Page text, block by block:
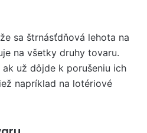
sa štrnásťdňová lehota na
na všetky druhy tovaru.
už dôjde k porušeniu ich
napríklad na lotériové